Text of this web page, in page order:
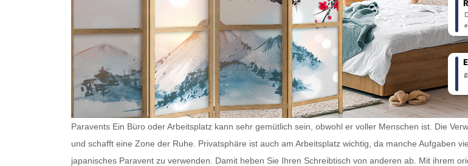
Paravents Ein Büro oder Arbeitsplatz kann sehr gemütlich sein, obwohl er voller Menschen ist. Die
und schafft eine Zone der Ruhe. Privatsphäre ist auch am Arbeitsplatz wichtig, da manche Aufgaben
japanisches Paravent zu verwenden. Damit heben Sie Ihren Schreibtisch von anderen ab. Mit ihrem